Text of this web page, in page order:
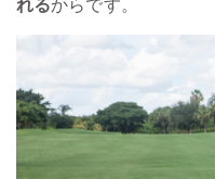
れるからです。